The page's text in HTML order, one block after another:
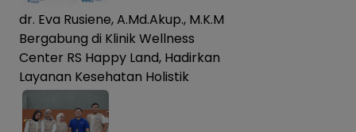
dr. Eva Rusiene, A.Md.Akup., M.K.M
Bergabung di Klinik Wellness
Center RS Happy Land, Hadirkan
Layanan Kesehatan Holistik